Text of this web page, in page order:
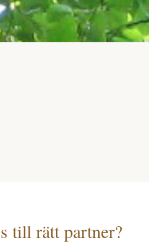
till rätt partner?